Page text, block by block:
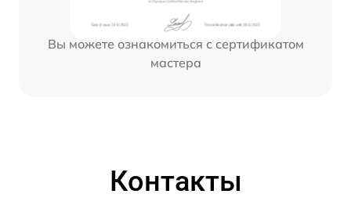
Вы можете ознакомиться с сертификатом
мастера
Контакты